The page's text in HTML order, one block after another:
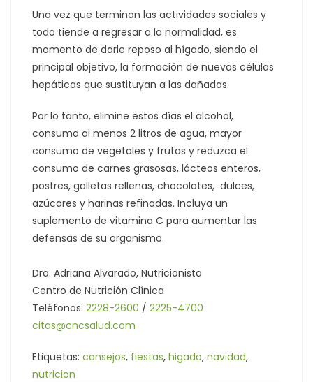
Una vez que terminan las actividades sociales y
todo tiende a regresar a la normalidad, es
momento de darle reposo al hígado, siendo el
principal objetivo, la formación de nuevas células
hepáticas que sustituyan a las dañadas.
Por lo tanto, elimine estos días el alcohol,
consuma al menos 2 litros de agua, mayor
consumo de vegetales y frutas y reduzca el
consumo de carnes grasosas, lácteos enteros,
postres, galletas rellenas, chocolates, dulces,
azúcares y harinas refinadas. Incluya un
suplemento de vitamina C para aumentar las
defensas de su organismo.
Dra. Adriana Alvarado, Nutricionista
Centro de Nutrición Clínica
Teléfonos: 2228-2600 / 2225-4700
citas@cncsalud.com
Etiquetas: consejos, fiestas, higado, navidad,
nutricion